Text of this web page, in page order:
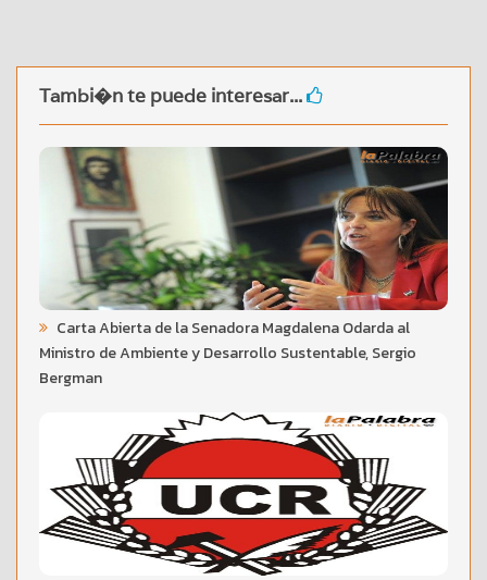
Tambi�n te puede interesar...
Carta Abierta de la Senadora Magdalena Odarda al
Ministro de Ambiente y Desarrollo Sustentable, Sergio
Bergman